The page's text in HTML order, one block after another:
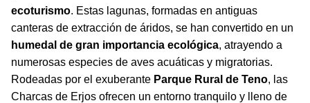
ecoturismo. Estas lagunas, formadas en antiguas
canteras de extracción de áridos, se han convertido en un
humedal de gran importancia ecológica, atrayendo a
numerosas especies de aves acuáticas y migratorias.
Rodeadas por el exuberante Parque Rural de Teno, las
Charcas de Erjos ofrecen un entorno tranquilo y lleno de